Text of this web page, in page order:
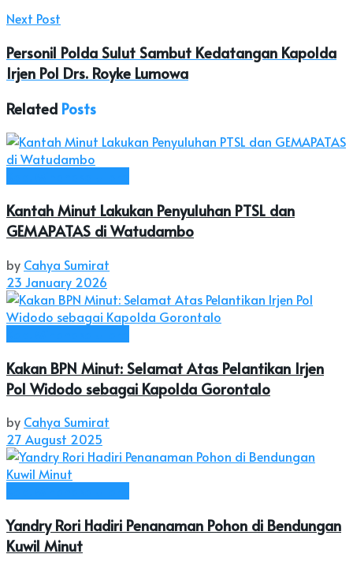
Next Post
Personil Polda Sulut Sambut Kedatangan Kapolda
Irjen Pol Drs. Royke Lumowa
Related Posts
Kantah Minut Lakukan Penyuluhan PTSL dan
GEMAPATAS di Watudambo
by Cahya Sumirat
23 January 2026
Kakan BPN Minut: Selamat Atas Pelantikan Irjen
Pol Widodo sebagai Kapolda Gorontalo
by Cahya Sumirat
27 August 2025
Yandry Rori Hadiri Penanaman Pohon di Bendungan
Kuwil Minut